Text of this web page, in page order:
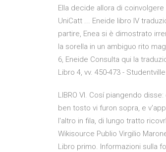
Ella decide allora di
UniCatt ... Eneide libro IV
partire, Enea si è dimostrato
la sorella in un ambiguo rito
6, Eneide Consulta qui la
Libro 4, vv. 450-473 - Studentville
LIBRO VI. Cosí piangendo
ben tosto vi furon sopra, e
l'altro in fila, di lungo tratto
Wikisource Publio Virgilio
Libro primo. Informazioni sulla